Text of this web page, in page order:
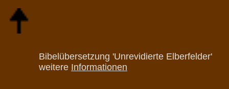
Bibelübersetzung 'Unrevidierte Elberfelder'
weitere Informationen